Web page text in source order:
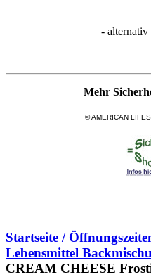
- alternativ
Mehr
© AMERICAN
Startseite /
Lebensmittel
CREAM CHEESE